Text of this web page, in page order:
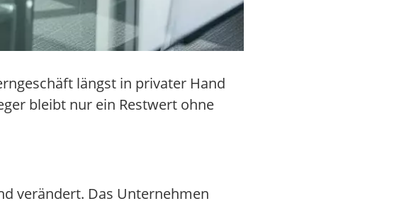
längst in privater Hand
bleibt nur ein Restwert ohne
verändert. Das Unternehmen